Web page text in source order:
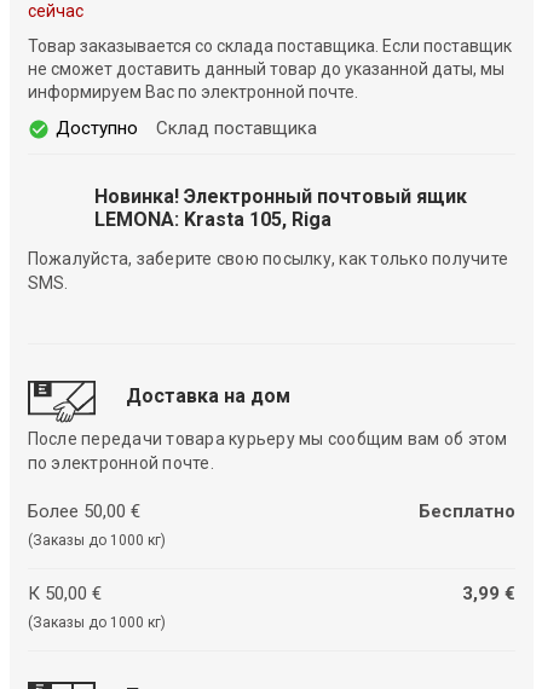
сейчас
Товар заказывается со склада поставщика. Если поставщик
не сможет доставить данный товар до указанной даты, мы
информируем Вас по электронной почте.
Доступно Склад поставщика
Новинка! Электронный почтовый ящик
LEMONA: Krasta 105, Riga
Пожалуйста, заберите свою посылку, как только получите
SMS.
Доставка на дом
После передачи товара курьеру мы сообщим вам об этом
по электронной почте.
Более 50,00 €
(Заказы до 1000 кг)
Бесплатно
К 50,00 €
(Заказы до 1000 кг)
3,99 €